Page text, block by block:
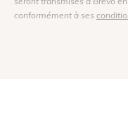
conformément à ses